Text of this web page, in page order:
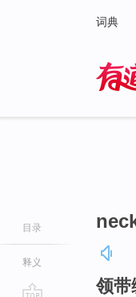
词典
目录
释义
领带